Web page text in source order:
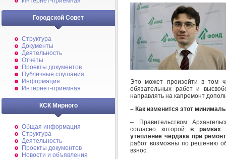
Городской Совет
Структура
Документы
Деятельность
Отчеты
Проекты документов
Публичные слушания
Информация
Интернет-приемная
КСК Мирного
Общая информация
Структура
Деятельность
Проекты документов
Новости и объявления
Это может произойти в том
обязательных работ и
направлять на капремонт
– Как изменится этот
– Правительством
согласно которойв рамках
утепление чердака при
работ возможны по решению
взнос.